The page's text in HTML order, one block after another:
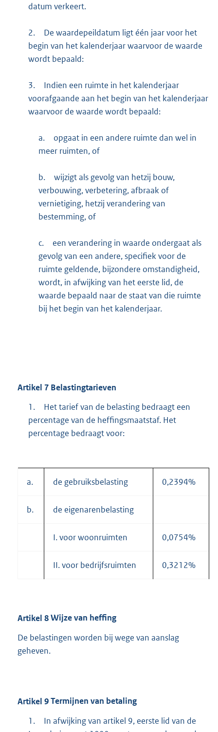
datum verkeert.
2.
De waardepeildatum ligt één jaar voor het
begin van het kalenderjaar waarvoor de waarde
wordt bepaald:
3.
Indien een ruimte in het kalenderjaar
voorafgaande aan het begin van het kalenderjaar
waarvoor de waarde wordt bepaald:
a.
opgaat in een andere ruimte dan wel in
meer ruimten, of
b.
wijzigt als gevolg van hetzij bouw,
verbouwing, verbetering, afbraak of
vernietiging, hetzij verandering van
bestemming, of
c.
een verandering in waarde ondergaat als
gevolg van een andere, specifiek voor de
ruimte geldende, bijzondere omstandigheid,
wordt, in afwijking van het eerste lid, de
waarde bepaald naar de staat van die ruimte
bij het begin van het kalenderjaar.
Artikel 7 Belastingtarieven
1.
Het tarief van de belasting bedraagt een
percentage van de heffingsmaatstaf. Het
percentage bedraagt voor:
a. de gebruiksbelasting 0,2394%
b. de eigenarenbelasting
I. voor woonruimten 0,0754%
II. voor bedrijfsruimten 0,3212%
Artikel 8Wijze van heffing
De belastingen worden bij wege van aanslag
geheven.
Artikel 9Termijnen van betaling
1.
In afwijking van artikel 9, eerste lid van de